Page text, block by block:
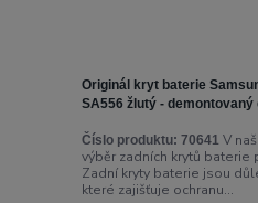
Originál kryt baterie
SA556 žlutý - demontovaný
Číslo produktu: 70641V
výběr zadních krytů
Zadní kryty baterie jsou
které zajišťuje ochranu...